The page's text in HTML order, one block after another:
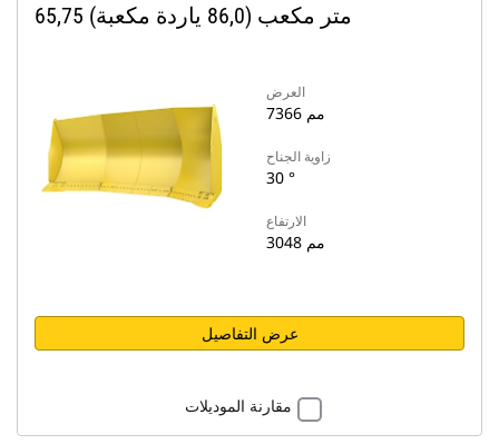
65,75 متر مكعب (86,0 ياردة مكعبة)
العرض
7366 مم
زاوية الجناح
30 °
الارتفاع
3048 مم
عرض التفاصيل
مقارنة الموديلات